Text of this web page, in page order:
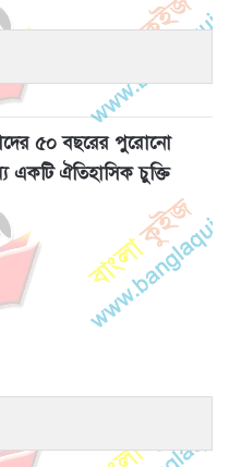
৫০ বছরের পুরোনো
একটি ঐতিহাসিক চুক্তি